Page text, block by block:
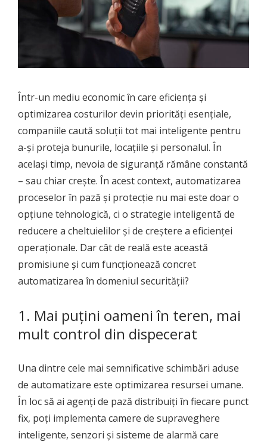
Într-un mediu economic în care eficiența și
optimizarea costurilor devin priorități esențiale,
companiile caută soluții tot mai inteligente pentru
a-și proteja bunurile, locațiile și personalul. În
același timp, nevoia de siguranță rămâne constantă
– sau chiar crește. În acest context, automatizarea
proceselor în pază și protecție nu mai este doar o
opțiune tehnologică, ci o strategie inteligentă de
reducere a cheltuielilor și de creștere a eficienței
operaționale. Dar cât de reală este această
promisiune și cum funcționează concret
automatizarea în domeniul securității?
1. Mai puțini oameni în teren, mai
mult control din dispecerat
Una dintre cele mai semnificative schimbări aduse
de automatizare este optimizarea resursei umane.
În loc să ai agenți de pază distribuiți în fiecare punct
fix, poți implementa camere de supraveghere
inteligente, senzori și sisteme de alarmă care